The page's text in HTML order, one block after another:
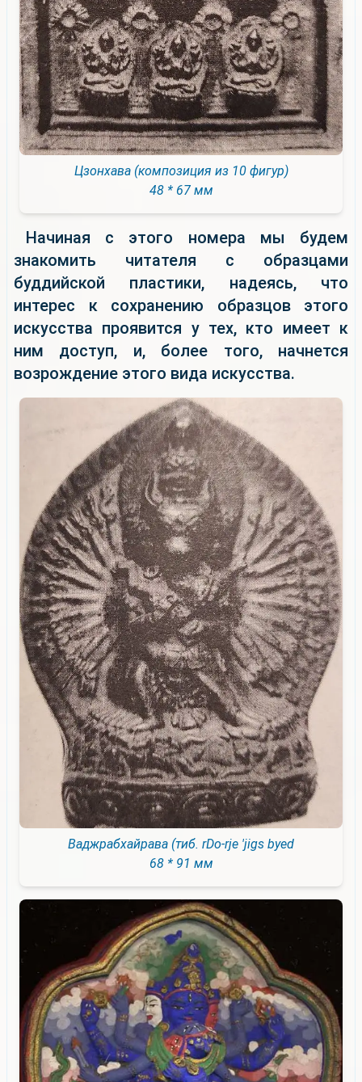
Цзонхава (композиция из 10 фигур)
48 * 67 мм
Начиная с этого номера мы будем
знакомить читателя с образцами
буддийской пластики, надеясь, что
интерес к сохранению образцов этого
искусства проявится у тех, кто имеет к
ним доступ, и, более того, начнется
возрождение этого вида искусства.
Ваджрабхайрава (тиб. rDo-rje 'jigs byed
68 * 91 мм